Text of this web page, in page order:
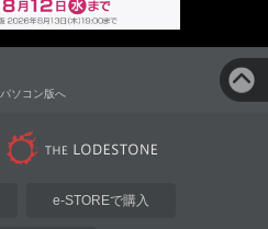
パソコン版へ
e-STOREで購入